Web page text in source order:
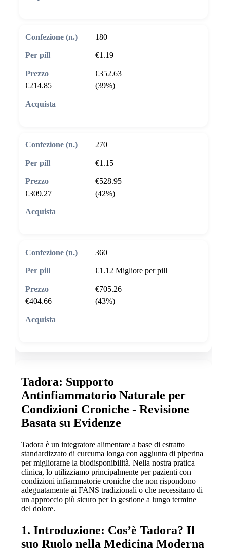
180
€1.19
€352.63
€214.85
(39%)
270
€1.15
€528.95
€309.27
(42%)
360
€1.12 Migliore per pill
€705.26
€404.66
(43%)
Tadora: Supporto
Antinfiammatorio Naturale per
Condizioni Croniche - Revisione
Basata su Evidenze
Tadora è un integratore alimentare a base di estratto
standardizzato di curcuma longa con aggiunta di piperina
per migliorarne la biodisponibilità. Nella nostra pratica
clinica, lo utilizziamo principalmente per pazienti con
condizioni infiammatorie croniche che non rispondono
adeguatamente ai FANS tradizionali o che necessitano di
un approccio più sicuro per la gestione a lungo termine
del dolore.
1. Introduzione: Cos’è Tadora? Il
suo Ruolo nella Medicina Moderna